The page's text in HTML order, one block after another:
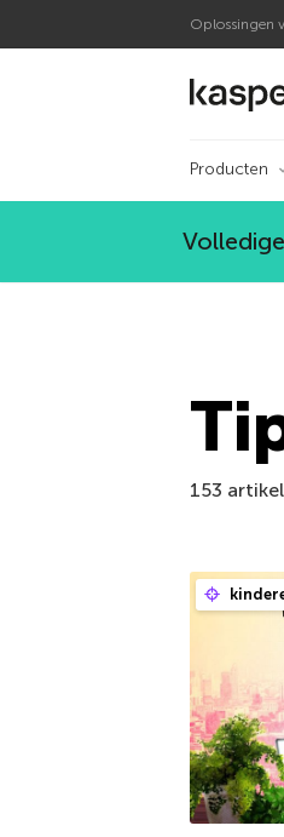
Oplossingen
Producten
153